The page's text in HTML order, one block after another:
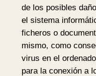
de los posibles
el sistema
ficheros o
mismo, como
virus en el
para la conexión a